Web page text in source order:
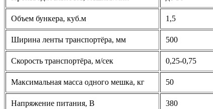
Производительность, мешков/мин до 50
Объем бункера, куб.м 1,5
Ширина ленты транспортёра, мм 500
Скорость транспортёра, м/сек 0,25-0,75
Максимальная масса одного мешка, кг 50